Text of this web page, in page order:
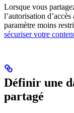
Lorsque vous
l’autorisation
paramètre moins
sécuriser votre
Définir une
partagé